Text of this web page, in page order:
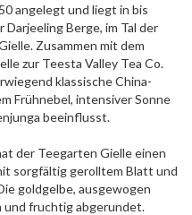
angelegt und liegt in bis
Berge, im Tal der
Zusammen mit dem
zur Teesta Valley Tea Co.
klassische China-
Frühnebel, intensiver Sonne
beeinflusst.
der Teegarten Gielle einen
sorgfältig gerolltem Blatt und
goldgelbe, ausgewogen
und fruchtig abgerundet.